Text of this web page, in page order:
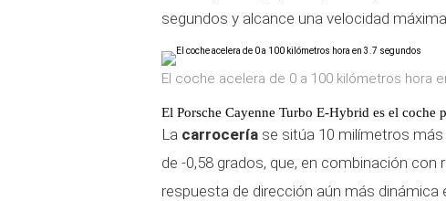
segundos y alcance una velocidad
El coche acelera de 0 a 100 kilómetros hora
El Porsche Cayenne Turbo E-Hybrid es el coche
La carrocería se sitúa 10 milímetros más
de -0,58 grados, que, en combinación
respuesta de dirección aún más dinámica